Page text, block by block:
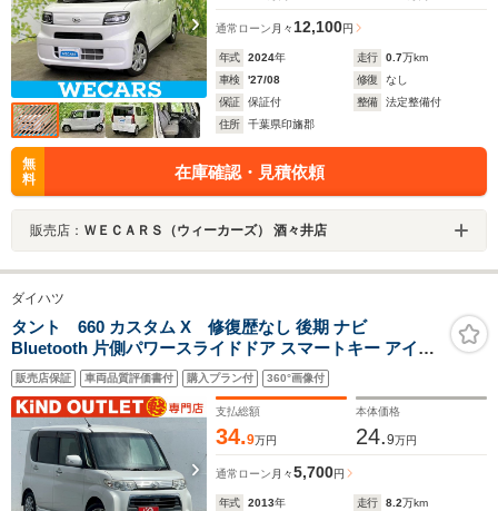
通常ローン 月々12,100円
年式 2024年 走行 0.7万km
車検
'27/08 修復
なし
保証
保証付 整備
法定整備付
住所
千葉県印旛郡
無
料
在庫確認・見積依頼
販売店： ＷＥＣＡＲＳ（ウィーカーズ） 酒々井店
ダイハツ
タント 660 カスタム X 修復歴なし 後期 ナビ
Bluetooth 片側パワースライドドア スマートキー アイド
リングストップ ETC HIDヘッドライト オートエアコン ド
アバイザー プライバシーガラス ベンチシート 整備保証付
販売店保証 車両品質評価書付 購入プラン付 360°画像付
支払総額
34.9万円
本体価格
24.9万円
通常ローン 月々5,700円
年式 2013年 走行 8.2万km